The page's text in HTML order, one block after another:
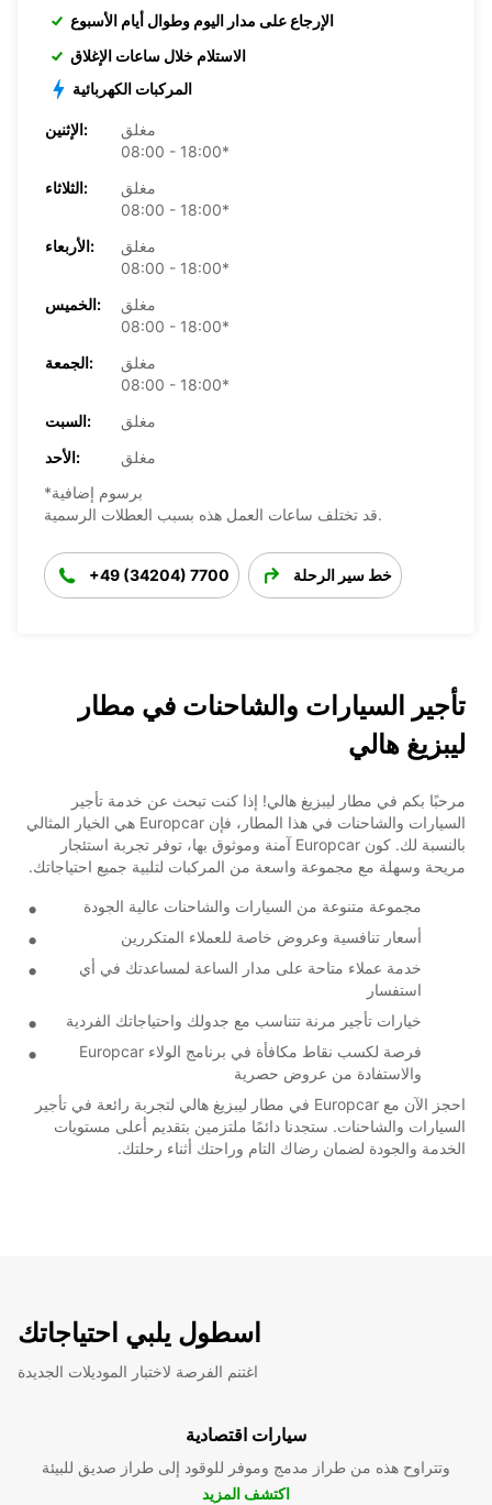
الإرجاع على مدار اليوم وطوال أيام الأسبوع
الاستلام خلال ساعات الإغلاق
المركبات الكهربائية
الإثنين:
مغلق
08:00 - 18:00*
الثلاثاء:
مغلق
08:00 - 18:00*
الأربعاء:
مغلق
08:00 - 18:00*
الخميس:
مغلق
08:00 - 18:00*
الجمعة:
مغلق
08:00 - 18:00*
السبت:
مغلق
الأحد:
مغلق
*برسوم إضافية
قد تختلف ساعات العمل هذه بسبب العطلات الرسمية.
+49 (34204) 7700 خط سير الرحلة
تأجير السيارات والشاحنات في مطار
ليبزيغ هالي
مرحبًا بكم في مطار ليبزيغ هالي! إذا كنت تبحث عن خدمة تأجير
السيارات والشاحنات في هذا المطار، فإن Europcar هي الخيار المثالي
بالنسبة لك. كون Europcar آمنة وموثوق بها، توفر تجربة استئجار
مريحة وسهلة مع مجموعة واسعة من المركبات لتلبية جميع احتياجاتك.
مجموعة متنوعة من السيارات والشاحنات عالية الجودة
أسعار تنافسية وعروض خاصة للعملاء المتكررين
خدمة عملاء متاحة على مدار الساعة لمساعدتك في أي
استفسار
خيارات تأجير مرنة تتناسب مع جدولك واحتياجاتك الفردية
فرصة لكسب نقاط مكافأة في برنامج الولاء Europcar
والاستفادة من عروض حصرية
احجز الآن مع Europcar في مطار ليبزيغ هالي لتجربة رائعة في تأجير
السيارات والشاحنات. ستجدنا دائمًا ملتزمين بتقديم أعلى مستويات
الخدمة والجودة لضمان رضاك التام وراحتك أثناء رحلتك.
اسطول يلبي احتياجاتك
اغتنم الفرصة لاختبار الموديلات الجديدة
سيارات اقتصادية
وتتراوح هذه من طراز مدمج وموفر للوقود إلى طراز صديق للبيئة
اكتشف المزيد